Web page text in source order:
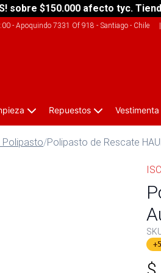
sobre $150.000 afecto tyc.
- Apoquindo 7331 Of 918 - Santiago - Chile|
Repuestos Vestimenta
Polipasto/Polipasto de Rescate
ISC